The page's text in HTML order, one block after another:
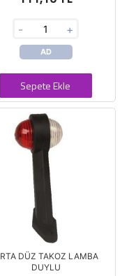
- +
AD
Sepete Ekle
DÜZ TAKOZ LAMBA
DUYLU